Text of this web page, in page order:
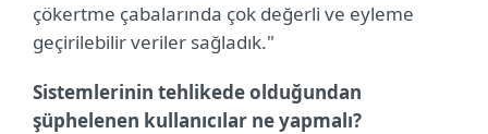
çökertme çabalarında çok değerli ve eyleme
geçirilebilir veriler sağladık."
Sistemlerinin tehlikede olduğundan
şüphelenen kullanıcılar ne yapmalı?